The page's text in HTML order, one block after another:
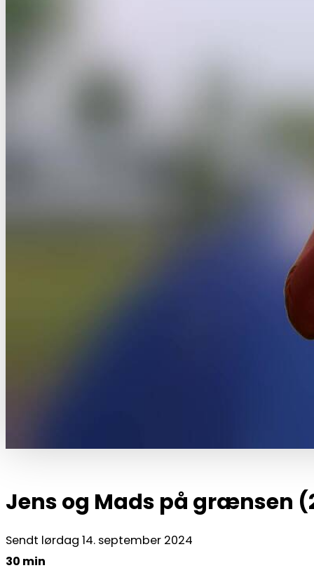
Jens og Mads på grænsen
Sendt lørdag 14. september 2024
30 min